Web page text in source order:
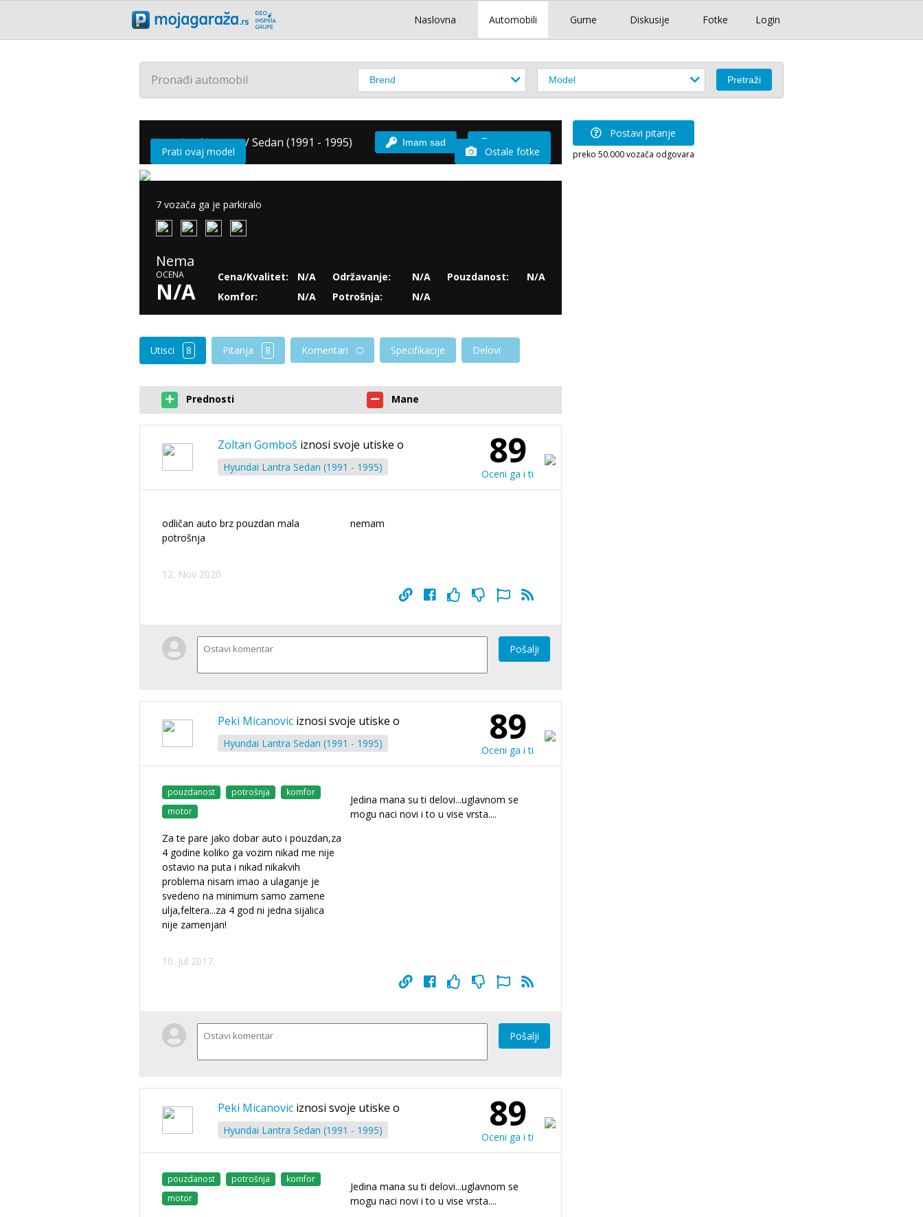
Login
Naslovna Automobili Gume Diskusije Fotke
Pronađi automobil
Hyundai /Lantra /Sedan (1991 - 1995) Imam sad
Prati ovaj model Ostale fotke
7 vozača ga je parkiralo
Nema
OCENA
N/A
Cena/Kvalitet:
N/A
Komfor:
N/A
Održavanje:
N/A
Potrošnja:
N/A
Pouzdanost: N/A
Utisci 8 Pitanja 8 Komentari Specifikacije Delovi
Prednosti Mane
Zoltan Gomboš iznosi svoje utiske o
Hyundai Lantra Sedan (1991 - 1995) 89
Oceni ga i ti
odličan auto brz pouzdan mala
potrošnja
nemam
12. Nov 2020.
Pošalji
Peki Micanovic iznosi svoje utiske o
Hyundai Lantra Sedan (1991 - 1995) 89
Oceni ga i ti
pouzdanost potrošnja
komfor
motor
Za te pare jako dobar auto i pouzdan,za
4 godine koliko ga vozim nikad me nije
ostavio na puta i nikad nikakvih
problema nisam imao a ulaganje je
svedeno na minimum samo zamene
ulja,feltera...za 4 god ni jedna sijalica
nije zamenjan!
Jedina mana su ti delovi...uglavnom se
mogu naci novi i to u vise vrsta....
10. Jul 2017.
Pošalji
Peki Micanovic iznosi svoje utiske o
Hyundai Lantra Sedan (1991 - 1995) 89
Oceni ga i ti
pouzdanost potrošnja
komfor
motor
Jedina mana su ti delovi...uglavnom se
mogu naci novi i to u vise vrsta....
Postavi pitanje
preko 50.000 vozača odgovara